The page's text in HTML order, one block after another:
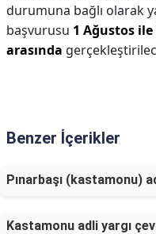
durumuna bağlı olarak
başvurusu 1 Ağustos
arasında
Benzer İçerikler
Pınarbaşı (kastamonu)
Kastamonu adli yargı